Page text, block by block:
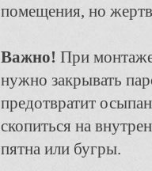
помещения, но
Важно! При
нужно закрывать
предотвратит
скопиться на
пятна или бугры.